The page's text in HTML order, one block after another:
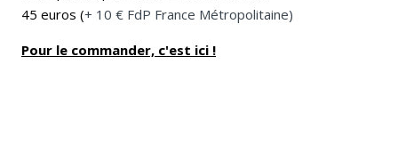
45 euros (+ 10 € FdP France Métropolitaine)
Pour le commander, c'est ici !